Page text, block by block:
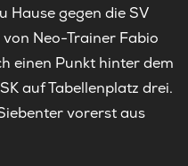
Hause gegen die SV
von Neo-Trainer Fabio
einen Punkt hinter dem
auf Tabellenplatz drei.
vorerst aus